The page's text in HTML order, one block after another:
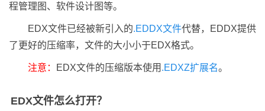
程管理图、软件设计图等。
EDX文件已经被新引入的.EDDX文件代替，EDDX提供
了更好的压缩率，文件的大小小于EDX格式。
注意： EDX文件的压缩版本使用 .EDXZ扩展名。
EDX文件怎么打开？